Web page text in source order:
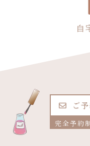
自
ご
完全予約